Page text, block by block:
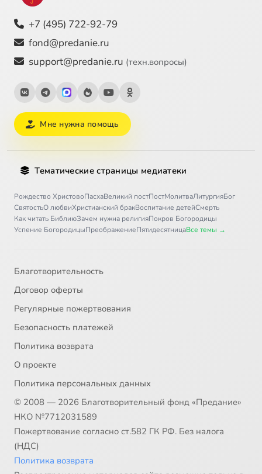
+7 (495) 722-92-79
fond@predanie.ru
support@predanie.ru (техн.вопросы)
Мне нужна помощь
Тематические страницы медиатеки
Рождество ХристовоПасхаВеликий постПостМолитваЛитургияБог
СвятостьО любвиХристианский бракВоспитание детейСмерть
Как читать БиблиюЗачем нужна религияПокров Богородицы
Успение БогородицыПреображениеПятидесятницаВсе темы →
Благотворительность
Договор оферты
Регулярные пожертвования
Безопасность платежей
Политика возврата
О проекте
Политика персональных данных
© 2008 — 2026 Благотворительный фонд «Предание»
НКО №7712031589
Пожертвование согласно ст.582 ГК РФ. Без налога
(НДС)
Политика возврата